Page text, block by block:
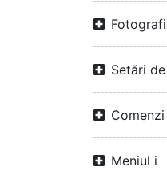
Setări
Meniul i